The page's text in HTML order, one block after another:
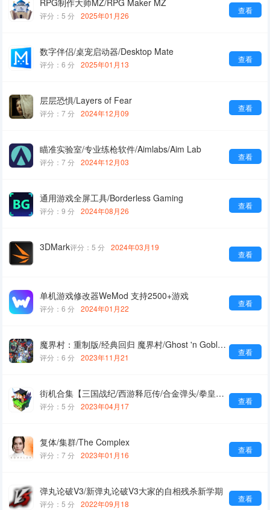
RPG制作大师MZ/RPG Maker MZ
查看
评分：5 分 2025年01月26
数字伴侣/桌宠启动器/Desktop Mate
查看
评分：6 分 2025年01月13
层层恐惧/Layers of Fear
查看
评分：7 分 2024年12月09
瞄准实验室/专业练枪软件/Aimlabs/Aim Lab
查看
评分：7 分 2024年12月03
通用游戏全屏工具/Borderless Gaming
查看
评分：9 分 2024年08月26
3DMark
查看
评分：5 分 2024年03月19
单机游戏修改器WeMod 支持2500+游戏
查看
评分：6 分 2024年01月22
魔界村：重制版/经典回归 魔界村/Ghost 'n Goblins Resurrection
查看
评分：6 分 2023年11月21
街机合集【三国战纪/西游释厄传/合金弹头/拳皇/恐龙快打等等】
查看
评分：5 分 2023年04月17
复体/集群/The Complex
查看
评分：7 分 2023年01月16
弹丸论破V3/新弹丸论破V3大家的自相残杀新学期
查看
评分：5 分 2022年09月18